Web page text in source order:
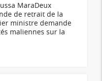
MaraDeux
de retrait de la
ministre demande
maliennes sur la